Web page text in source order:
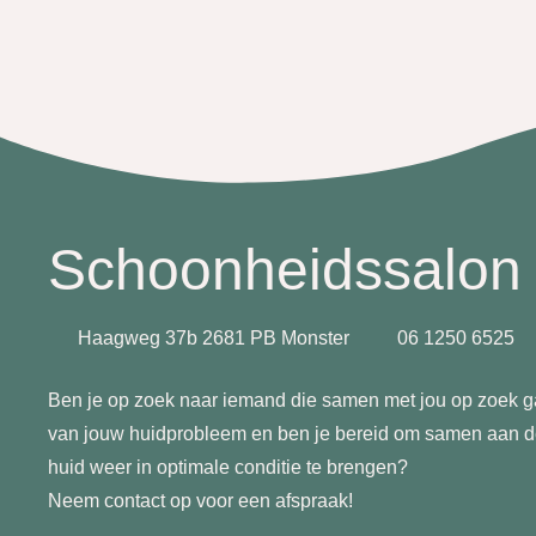
Haagweg 37b 2681 PB Monster 06 1250 6525
Ben je op zoek naar iemand die samen met jou op zoek
van jouw huidprobleem en ben je bereid om samen aan
huid weer in optimale conditie te brengen?
Neem contact op voor een afspraak!